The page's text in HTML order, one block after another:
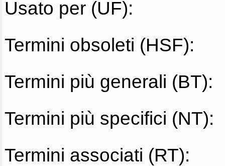
Usato per (UF):
Termini obsoleti (HSF):
Termini più generali (BT):
Termini più specifici (NT):
Termini associati (RT):